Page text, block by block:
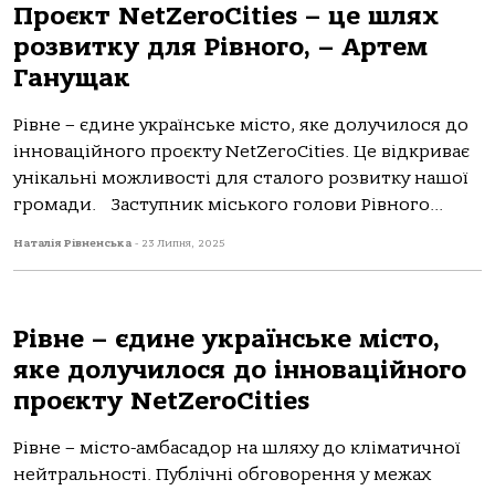
Проєкт NetZeroCities – це шлях
розвитку для Рівного, – Артем
Ганущак
Рівне – єдине українське місто, яке долучилося до
інноваційного проєкту NetZeroCities. Це відкриває
унікальні можливості для сталого розвитку нашої
громади. Заступник міського голови Рівного...
Наталія Рівненська - 23 Липня, 2025
Рівне – єдине українське місто,
яке долучилося до інноваційного
проєкту NetZeroCities
Рівне – місто-амбасадор на шляху до кліматичної
нейтральності. Публічні обговорення у межах